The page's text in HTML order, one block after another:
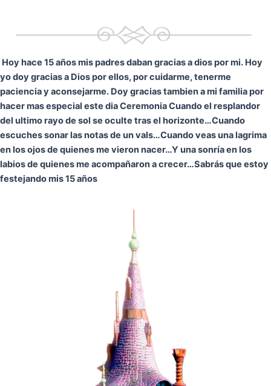
Hoy hace 15 años mis padres daban gracias a dios por mi. Hoy
yo doy gracias a Dios por ellos, por cuidarme, tenerme
paciencia y aconsejarme. Doy gracias tambien a mi familia por
hacer mas especial este dia CeremoniaCuando el resplandor
del ultimo rayo de sol se oculte tras el horizonte…Cuando
escuches sonar las notas de un vals…Cuando veas una lagrima
en los ojos de quienes me vieron nacer…Y una sonría en los
labios de quienes me acompañaron a crecer…Sabrás que estoy
festejando mis 15 años